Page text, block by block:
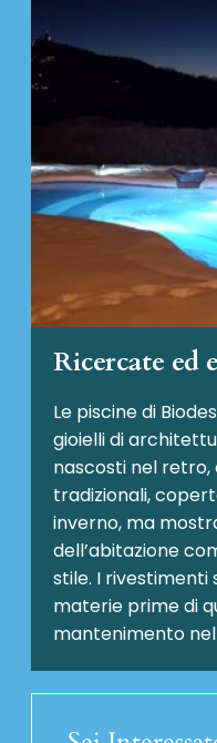
Ricercate ed
Le piscine di
gioielli di
nascosti nel
tradizionali,
inverno, ma
dell’abitazione
stile. I rivestimenti
materie prime di
mantenimento